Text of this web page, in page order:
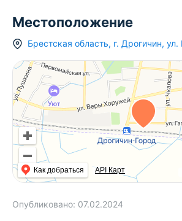
Местоположение
Брестская область, г. Дрогичин, ул.
Как добраться API Карт
Опубликовано: 07.02.2024